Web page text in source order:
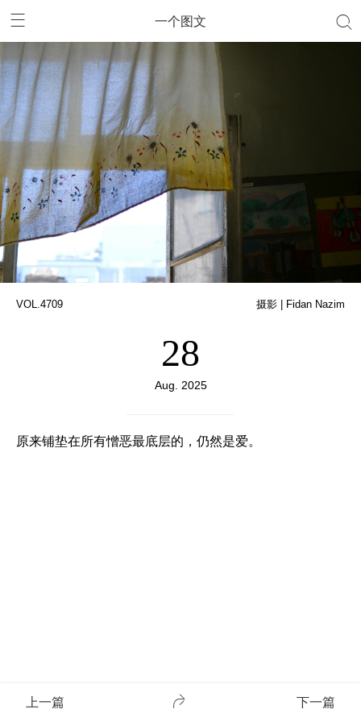
一个图文
VOL.4709 摄影 | Fidan Nazim
28
Aug. 2025
原来铺垫在所有憎恶最底层的，仍然是爱。
上一篇 下一篇